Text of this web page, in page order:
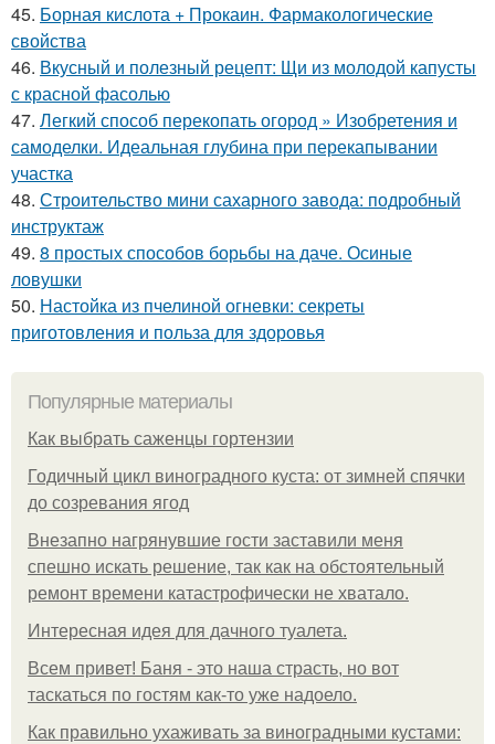
45. Борная кислота + Прокаин. Фармакологические
свойства
46. Вкусный и полезный рецепт: Щи из молодой капусты
с красной фасолью
47. Легкий способ перекопать огород » Изобретения и
самоделки. Идеальная глубина при перекапывании
участка
48. Строительство мини сахарного завода: подробный
инструктаж
49. 8 простых способов борьбы на даче. Осиные
ловушки
50. Настойка из пчелиной огневки: секреты
приготовления и польза для здоровья
Популярные материалы
Как выбрать саженцы гортензии
Годичный цикл виноградного куста: от зимней спячки
до созревания ягод
Внезапно нагрянувшие гости заставили меня
спешно искать решение, так как на обстоятельный
ремонт времени катастрофически не хватало.
Интересная идея для дачного туалета.
Всем привет! Баня - это наша страсть, но вот
таскаться по гостям как-то уже надоело.
Как правильно ухаживать за виноградными кустами: